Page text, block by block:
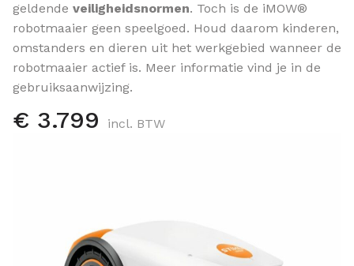
geldende veiligheidsnormen. Toch is de iMOW®
robotmaaier geen speelgoed. Houd daarom kinderen,
omstanders en dieren uit het werkgebied wanneer de
robotmaaier actief is. Meer informatie vind je in de
gebruiksaanwijzing.
€ 3.799 incl. BTW